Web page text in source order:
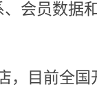
会员数据
，目前全国